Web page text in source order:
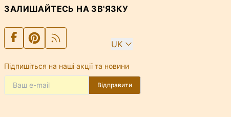
ЗАЛИШАЙТЕСЬ НА ЗВ'ЯЗКУ
UK
Підпишіться на наші акції та новини
Відправити